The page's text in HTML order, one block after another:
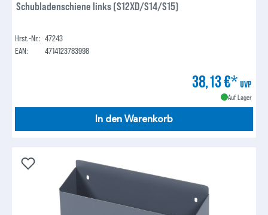
Schubladenschiene links (S12XD/S14/S15)
Hrst.-Nr.: 47243
EAN:
4714123783998
38,13 €* UVP
Auf Lager
In den Warenkorb